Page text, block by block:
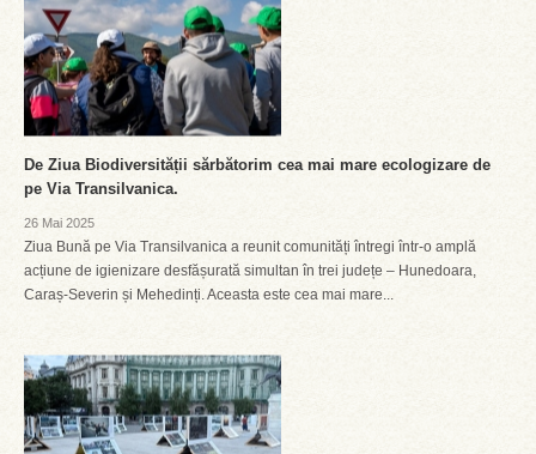
De Ziua Biodiversității sărbătorim cea mai mare ecologizare de
pe Via Transilvanica.
26 Mai 2025
Ziua Bună pe Via Transilvanica a reunit comunități întregi într-o amplă
acțiune de igienizare desfășurată simultan în trei județe – Hunedoara,
Caraș-Severin și Mehedinți. Aceasta este cea mai mare...